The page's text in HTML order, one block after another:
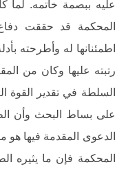
عليه ببصمة خاتمه. لما
المحكمة قد حققت
اطمئنانها له وأطرحته
رتبته عليها وكان من
السلطة في تقدير القوة
على بساط البحث وأن
الدعوى المقدمة فيها هو
المحكمة فإن ما يثيره